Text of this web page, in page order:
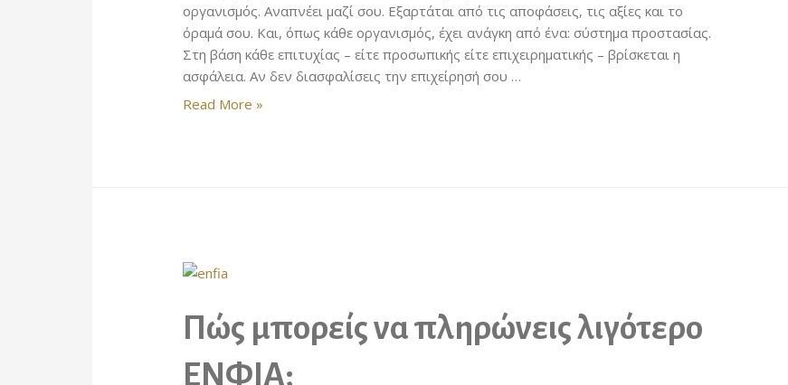
οργανισμός. Αναπνέει μαζί σου. Εξαρτάται από τις αποφάσεις, τις αξίες και το
όραμά σου. Και, όπως κάθε οργανισμός, έχει ανάγκη από ένα: σύστημα προστασίας.
Στη βάση κάθε επιτυχίας – είτε προσωπικής είτε επιχειρηματικής – βρίσκεται η
ασφάλεια. Αν δεν διασφαλίσεις την επιχείρησή σου …
Οι
και
να
τους
αντιμετωπίσεις
Read More »
Πώς μπορείς να πληρώνεις λιγότερο
ΕΝΦΙΑ;